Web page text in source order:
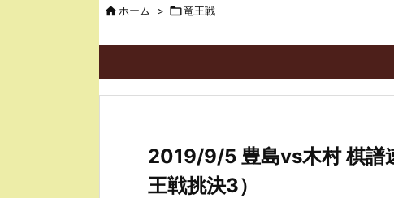
ホーム > 竜王戦
2019/9/5 豊島vs木村 棋譜
王戦挑決3）